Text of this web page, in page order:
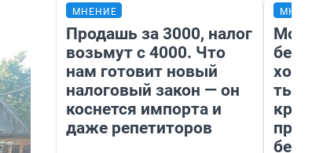
МНЕНИЕ
Продашь за 3000, налог
возьмут с 4000. Что
нам готовит новый
налоговый закон — он
коснется импорта и
даже репетиторов
Мой